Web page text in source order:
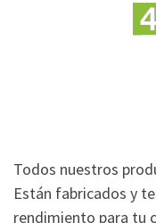
Todos nuestros
Están fabricados y
rendimiento para tu